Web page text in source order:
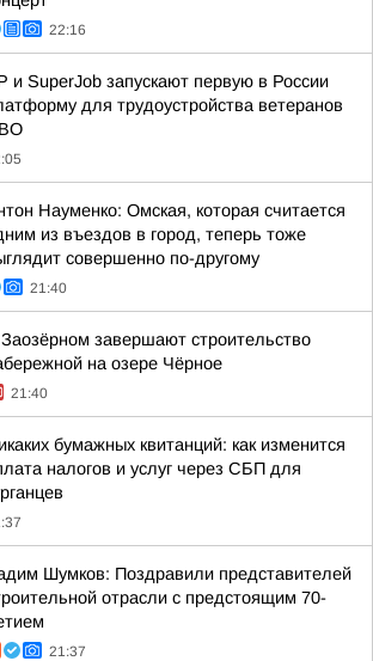
22:16
и SuperJob запускают первую в России
для трудоустройства ветеранов
Науменко: Омская, которая считается
из въездов в город, теперь тоже
совершенно по-другому
21:40
завершают строительство
на озере Чёрное
21:40
бумажных квитанций: как изменится
налогов и услуг через СБП для
Шумков: Поздравили представителей
отрасли с предстоящим 70-
21:37